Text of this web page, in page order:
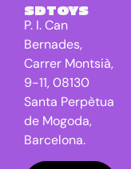
SDTOYS
P. I. Can
Bernades,
Carrer Montsià,
9-11, 08130
Santa Perpètua
de Mogoda,
Barcelona.